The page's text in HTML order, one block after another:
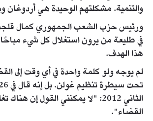
والتنمية. مشكلتهم الوحيدة هي أردوغان
ورئيس حزب الشعب الجمهوري كمال
في طليعة من يرون استغلال كل شيء
هذا الهدف.
لم يوجه ولو كلمة واحدة في أي وقت إلى
الثاني 2012: "لا يمكنني القول إن
القضاء".